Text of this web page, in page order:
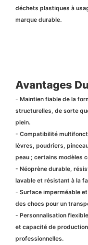
déchets plastiques à
marque durable.
Avantages
- Maintien fiable de la
structurelles, de sorte
plein.
- Compatibilité
lèvres, poudriers,
peau ; certains modèles
- Néoprène durable,
lavable et résistant à la
- Surface imperméable
des chocs pour un
- Personnalisation
et capacité de
professionnelles.